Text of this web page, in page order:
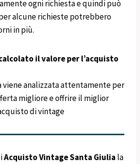
ogni richiesta e quindi può
alcune richieste potrebbero
in più.
il valore per l’acquisto
viene analizzata attentamente per
migliore e offrire il miglior
di vintage
Acquisto VintageSanta Giulia la